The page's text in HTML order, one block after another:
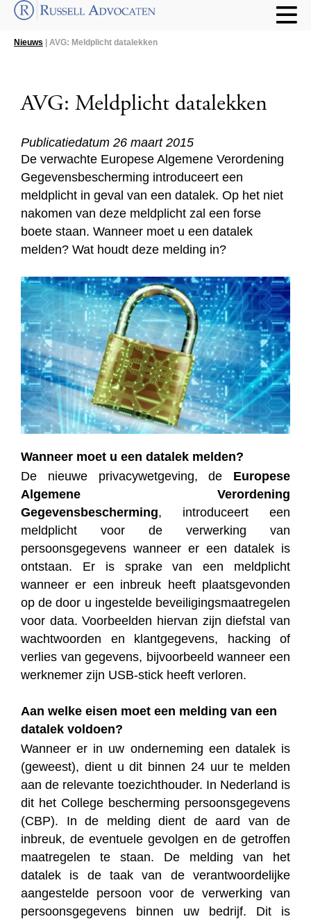
Nieuws | AVG: Meldplicht datalekken
AVG: Meldplicht datalekken
Publicatiedatum 26 maart 2015
De verwachte Europese Algemene Verordening
Gegevensbescherming introduceert een
meldplicht in geval van een datalek. Op het niet
nakomen van deze meldplicht zal een forse
boete staan. Wanneer moet u een datalek
melden? Wat houdt deze melding in?
Wanneer moet u een datalek melden?
De nieuwe privacywetgeving, de Europese
Algemene Verordening
Gegevensbescherming, introduceert een
meldplicht voor de verwerking van
persoonsgegevens wanneer er een datalek is
ontstaan. Er is sprake van een meldplicht
wanneer er een inbreuk heeft plaatsgevonden
op de door u ingestelde beveiligingsmaatregelen
voor data. Voorbeelden hiervan zijn diefstal van
wachtwoorden en klantgegevens, hacking of
verlies van gegevens, bijvoorbeeld wanneer een
werknemer zijn USB-stick heeft verloren.
Aan welke eisen moet een melding van een
datalek voldoen?
Wanneer er in uw onderneming een datalek is
(geweest), dient u dit binnen 24 uur te melden
aan de relevante toezichthouder. In Nederland is
dit het College bescherming persoonsgegevens
(CBP). In de melding dient de aard van de
inbreuk, de eventuele gevolgen en de getroffen
maatregelen te staan. De melding van het
datalek is de taak van de verantwoordelijke
aangestelde persoon voor de verwerking van
persoonsgegevens binnen uw bedrijf. Dit is